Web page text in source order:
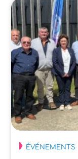
ÉVÉNEMENTS